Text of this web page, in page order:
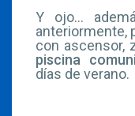
Y ojo…
anteriormente,
con ascensor,
piscina
días de verano.